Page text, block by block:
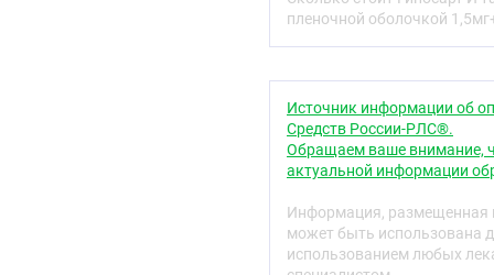
Хранение
1. Что из себя
его применяют
Препарат Гипосарт ;И
кандесартан.
давления)
систему (антагонист
средство)).
пленочной оболочкой
Источник информации об
Средств России-РЛС®.
Обращаем ваше внимание,
актуальной информации
Информация, размещенная
может быть использована
использованием любых